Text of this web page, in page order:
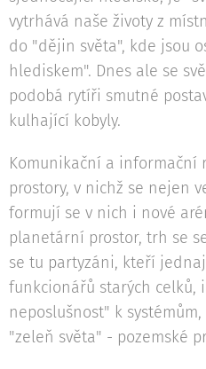
vytrhává naše životy z
do "dějin světa", kde jsou
hlediskem". Dnes ale se
podobá rytíři smutné
kulhající kobyly.
Komunikační a informační
prostory, v nichž se nejen
formují se v nich i nové
planetární prostor, trh se
se tu partyzáni, kteří
funkcionářů starých celků,
neposlušnost" k
"zeleň světa" - pozemské